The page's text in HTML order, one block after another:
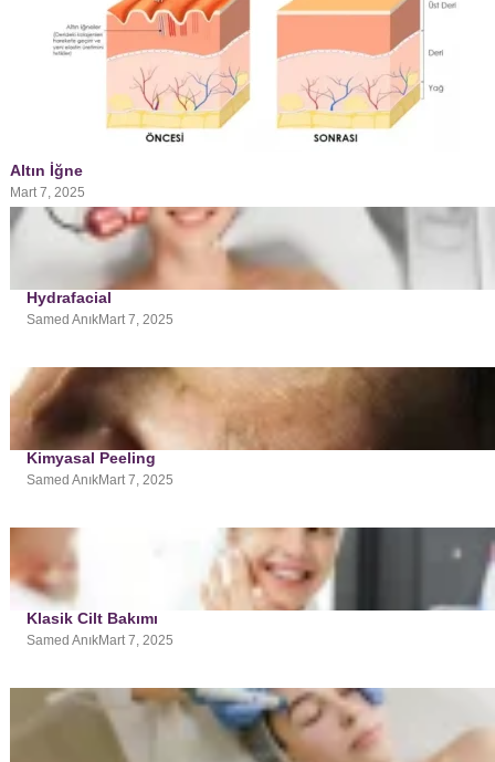
Altın İğne
Mart 7, 2025
Hydrafacial
Samed AnıkMart 7, 2025
Kimyasal Peeling
Samed AnıkMart 7, 2025
Klasik Cilt Bakımı
Samed AnıkMart 7, 2025